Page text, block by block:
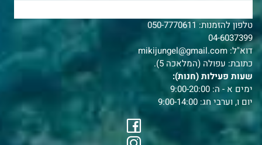
טלפון להזמנות:050-7770611
04-6037399
דוא"ל: mikijungel@gmail.com
כתובת: עפולה (המלאכה 5).
שעות פעילות (חנות):
ימים א - ה: 9:00-20:00
יום ו, וערבי חג: 9:00-14:00